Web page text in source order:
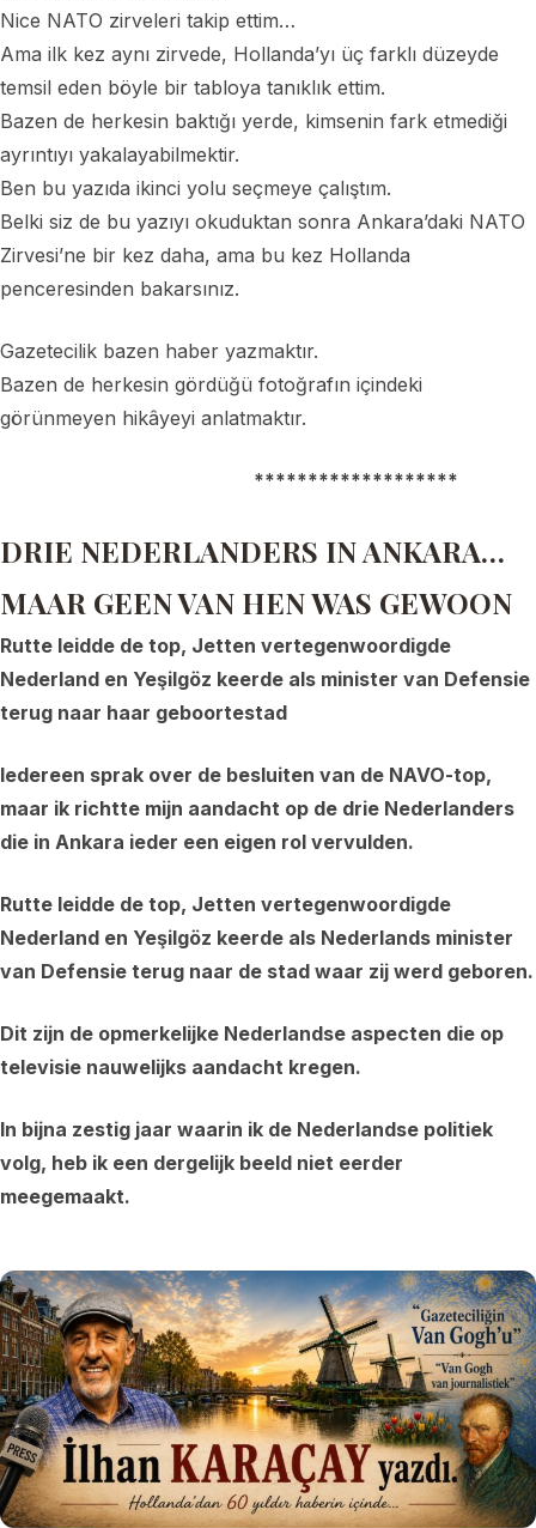
Nice NATO zirveleri takip ettim…
Ama ilk kez aynı zirvede, Hollanda’yı üç farklı düzeyde
temsil eden böyle bir tabloya tanıklık ettim.
Bazen de herkesin baktığı yerde, kimsenin fark etmediği
ayrıntıyı yakalayabilmektir.
Ben bu yazıda ikinci yolu seçmeye çalıştım.
Belki siz de bu yazıyı okuduktan sonra Ankara’daki NATO
Zirvesi’ne bir kez daha, ama bu kez Hollanda
penceresinden bakarsınız.
Gazetecilik bazen haber yazmaktır.
Bazen de herkesin gördüğü fotoğrafın içindeki
görünmeyen hikâyeyi anlatmaktır.
*******************
DRIE NEDERLANDERS IN ANKARA…
MAAR GEEN VAN HEN WAS GEWOON
Rutte leidde de top, Jetten vertegenwoordigde
Nederland en Yeşilgöz keerde als minister van Defensie
terug naar haar geboortestad
Iedereen sprak over de besluiten van de NAVO-top,
maar ik richtte mijn aandacht op de drie Nederlanders
die in Ankara ieder een eigen rol vervulden.
Rutte leidde de top, Jetten vertegenwoordigde
Nederland en Yeşilgöz keerde als Nederlands minister
van Defensie terug naar de stad waar zij werd geboren.
Dit zijn de opmerkelijke Nederlandse aspecten die op
televisie nauwelijks aandacht kregen.
In bijna zestig jaar waarin ik de Nederlandse politiek
volg, heb ik een dergelijk beeld niet eerder
meegemaakt.